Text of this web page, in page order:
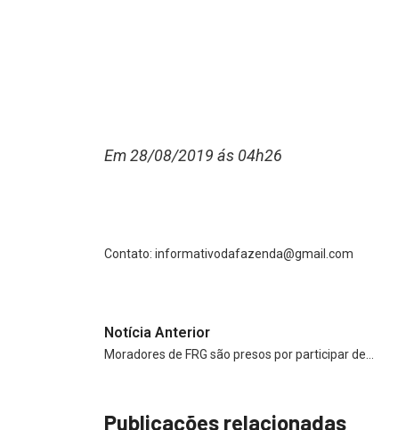
Em 28/08/2019 ás 04h26
Contato: informativodafazenda@gmail.com
Notícia Anterior
Moradores de FRG são presos por participar de…
Publicações relacionadas